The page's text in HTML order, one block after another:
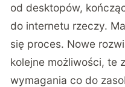
od desktopów,
do internetu rzeczy.
się proces. Nowe
kolejne możliwości, te
wymagania co do